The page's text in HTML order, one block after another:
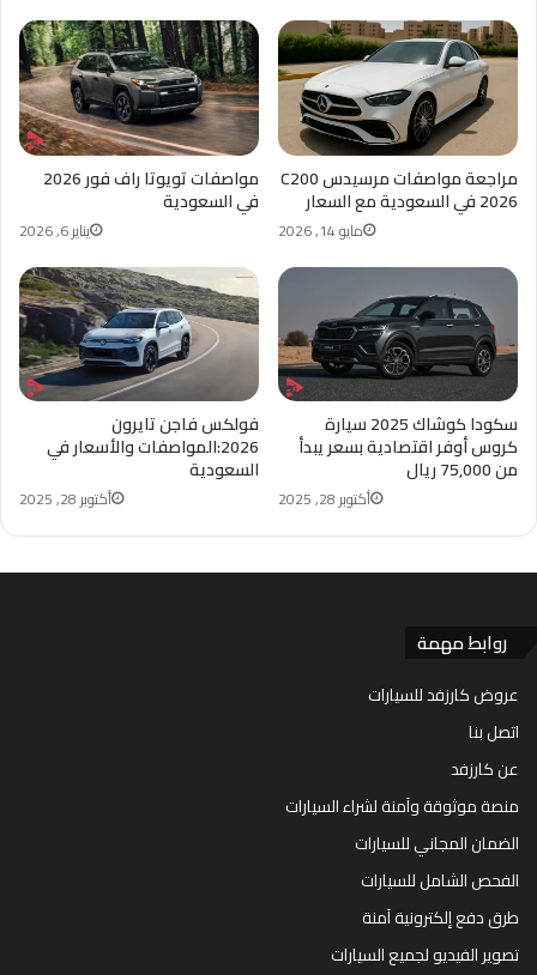
مواصفات تويوتا راف فور 2026
في السعودية
يناير 6, 2026
مراجعة مواصفات مرسيدس C200
2026 في السعودية مع السعار
مايو 14, 2026
فولكس فاجن تايرون
2026:المواصفات والأسعار في
السعودية
أكتوبر 28, 2025
سكودا كوشاك 2025 سيارة
كروس أوفر اقتصادية بسعر يبدأ
من 75,000 ريال
أكتوبر 28, 2025
روابط مهمة
عروض كارزفد للسيارات
اتصل بنا
عن كارزفد
منصة موثوقة وآمنة لشراء السيارات
الضمان المجاني للسيارات
الفحص الشامل للسيارات
طرق دفع إلكترونية آمنة
تصوير الفيديو لجميع السيارات